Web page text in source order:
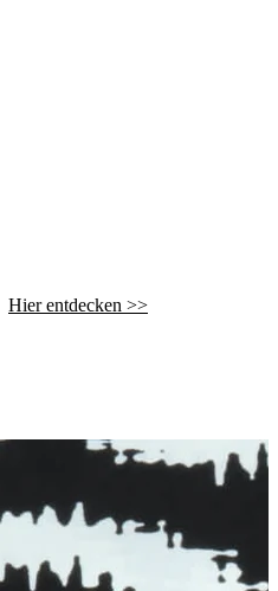
Hier entdecken >>